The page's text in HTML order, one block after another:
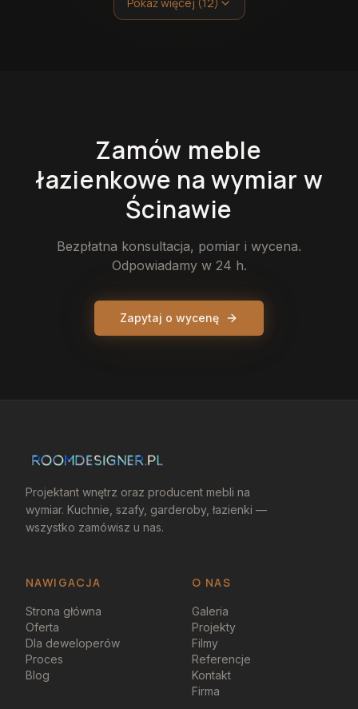
Zamów meble
łazienkowe na wymiar w
Ścinawie
Bezpłatna konsultacja, pomiar i wycena.
Odpowiadamy w 24 h.
Zapytaj o wycenę
Projektant wnętrz oraz producent mebli na
wymiar. Kuchnie, szafy, garderoby, łazienki —
wszystko zamówisz u nas.
NAWIGACJA O NAS
Strona główna
Oferta
Dla deweloperów
Proces
Blog
Galeria
Projekty
Filmy
Referencje
Kontakt
Firma